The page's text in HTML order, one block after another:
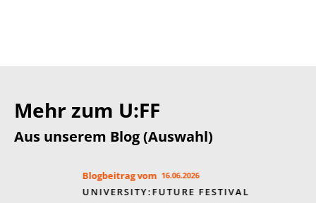
Mehr zum U:FF
Aus unserem Blog (Auswahl)
Blogbeitrag vom 16.06.2026
UNIVERSITY:FUTURE FESTIVAL